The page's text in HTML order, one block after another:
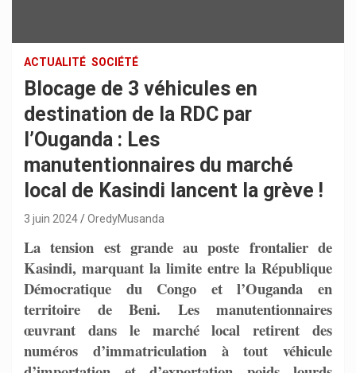
ACTUALITÉ SOCIÉTÉ
Blocage de 3 véhicules en
destination de la RDC par
l’Ouganda : Les
manutentionnaires du marché
local de Kasindi lancent la grève !
3 juin 2024 OredyMusanda
La tension est grande au poste frontalier de
Kasindi, marquant la limite entre la République
Démocratique du Congo et l’Ouganda en
territoire de Beni. Les manutentionnaires
œuvrant dans le marché local retirent des
numéros d’immatriculation à tout véhicule